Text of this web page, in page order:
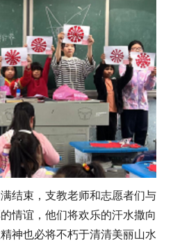
结束，支教老师和志愿者们与
情谊，他们将欢乐的汗水撒向
神也必将不朽于清清美丽山水